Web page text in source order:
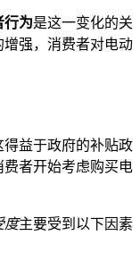
行为是这一变化的关
强，消费者对电动
益于政府的补贴政
者开始考虑购买电
度主要受到以下因素